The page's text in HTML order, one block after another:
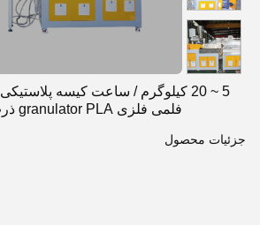
5 ~ 20 کیلوگرم / ساعت کیسه
فلمی فلزی granulator PLA ذرت نشاسته گلوله کش
جزئیات محصول